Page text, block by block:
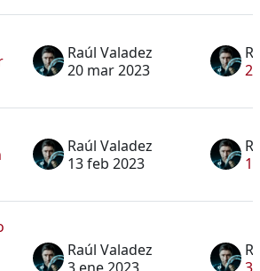
Raúl Valadez
20 mar 2023
Raúl Valadez
13 feb 2023
Raúl Valadez